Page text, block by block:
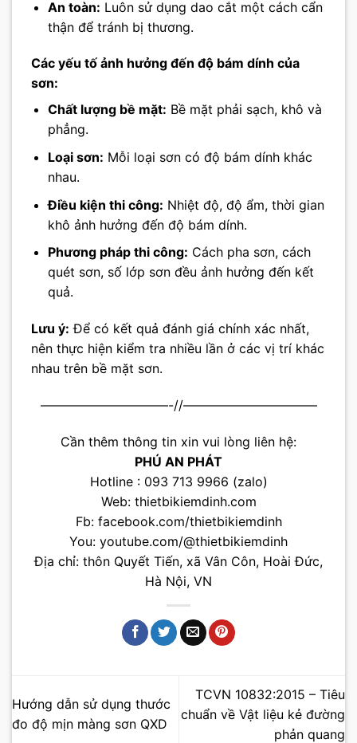
An toàn: Luôn sử dụng dao cắt một cách cẩn
thận để tránh bị thương.
Các yếu tố ảnh hưởng đến độ bám dính của
sơn:
Chất lượng bề mặt: Bề mặt phải sạch, khô và
phẳng.
Loại sơn: Mỗi loại sơn có độ bám dính khác
nhau.
Điều kiện thi công: Nhiệt độ, độ ẩm, thời gian
khô ảnh hưởng đến độ bám dính.
Phương pháp thi công: Cách pha sơn, cách
quét sơn, số lớp sơn đều ảnh hưởng đến kết
quả.
Lưu ý: Để có kết quả đánh giá chính xác nhất,
nên thực hiện kiểm tra nhiều lần ở các vị trí khác
nhau trên bề mặt sơn.
——————————-//——————————–
Cần thêm thông tin xin vui lòng liên hệ:
PHÚ AN PHÁT
Hotline : 093 713 9966 (zalo)
Web: thietbikiemdinh.com
Fb: facebook.com/thietbikiemdinh
You: youtube.com/@thietbikiemdinh
Địa chỉ: thôn Quyết Tiến, xã Vân Côn, Hoài Đức,
Hà Nội, VN
Hướng dẫn sử dụng thước
đo độ mịn màng sơn QXD
TCVN 10832:2015 – Tiêu
chuẩn về Vật liệu kẻ đường
phản quang